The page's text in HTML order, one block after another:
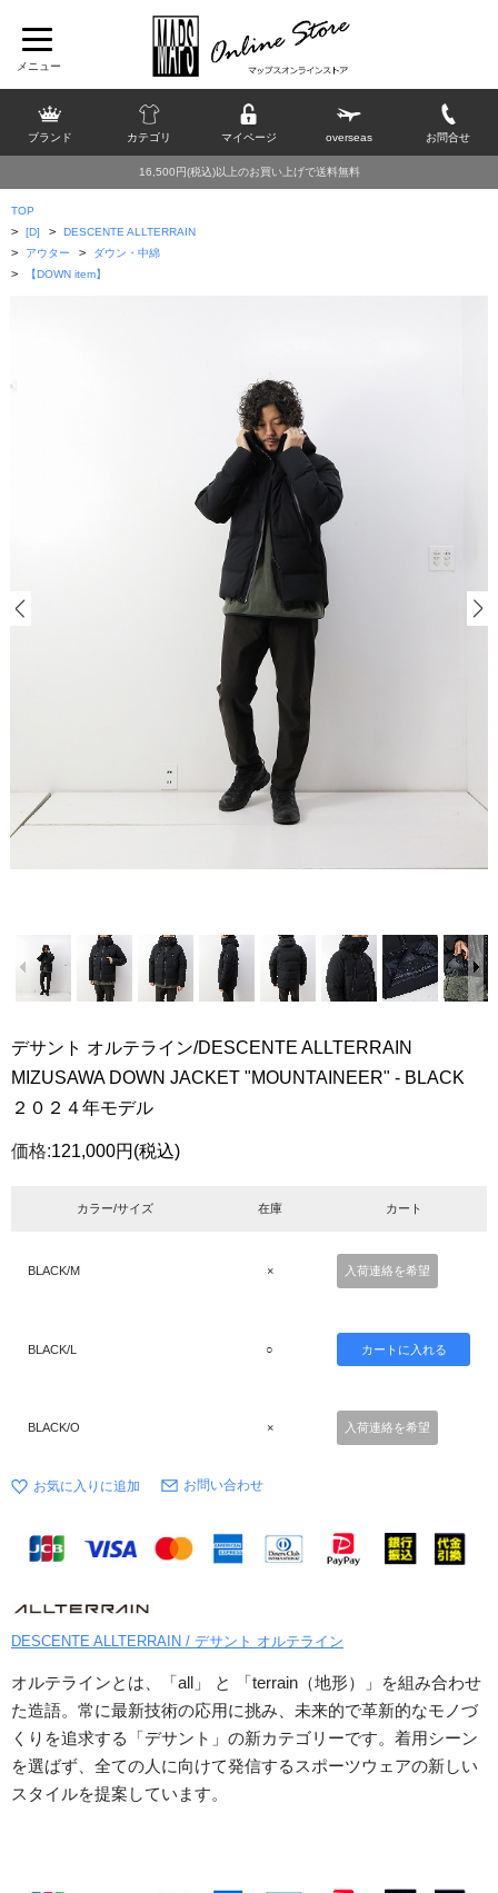
ブランド カテゴリ マイページ overseas お問合せ
16,500円(税込)以上のお買い上げで送料無料
TOP
> [D] > DESCENTE ALLTERRAIN
> アウター > ダウン・中綿
> 【DOWN item】
デサント オルテライン/DESCENTE ALLTERRAIN
MIZUSAWA DOWN JACKET "MOUNTAINEER" - BLACK
２０２４年モデル
価格:121,000円 (税込)
カラー/サイズ 在庫 カート
BLACK/M × 入荷連絡を希望
BLACK/L ○
BLACK/O × 入荷連絡を希望
お問い合わせ
DESCENTE ALLTERRAIN / デサント オルテライン
オルテラインとは、「all」 と 「terrain（地形）」を組み合わせ
た造語。常に最新技術の応用に挑み、未来的で革新的なモノづ
くりを追求する「デサント」の新カテゴリーです。着用シーン
を選ばず、全ての人に向けて発信するスポーツウェアの新しい
スタイルを提案しています。